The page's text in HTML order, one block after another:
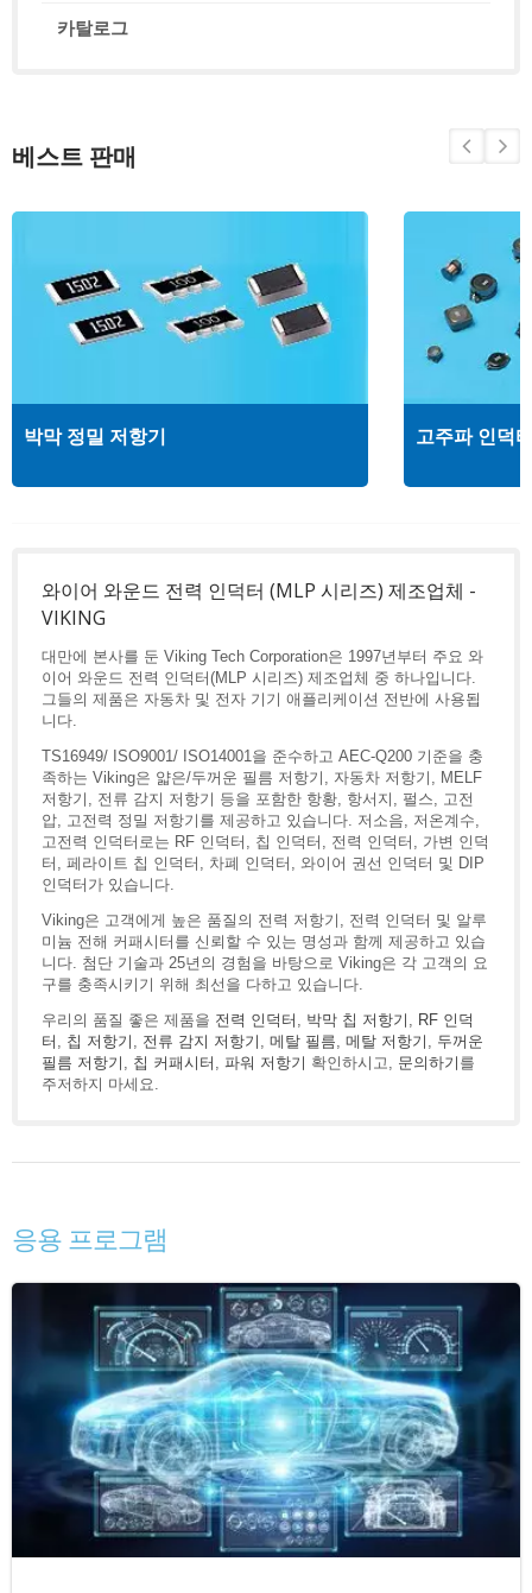
카탈로그
베스트 판매
박막 정밀 저항기 고주파 인덕
와이어 와운드 전력 인덕터 (MLP 시리즈) 제조업체 -
VIKING
대만에 본사를 둔 Viking Tech Corporation은 1997년부터 주요 와
이어 와운드 전력 인덕터(MLP 시리즈) 제조업체 중 하나입니다.
그들의 제품은 자동차 및 전자 기기 애플리케이션 전반에 사용됩
니다.
TS16949/ ISO9001/ ISO14001을 준수하고 AEC-Q200 기준을 충
족하는 Viking은 얇은/두꺼운 필름 저항기, 자동차 저항기, MELF
저항기, 전류 감지 저항기 등을 포함한 항황, 항서지, 펄스, 고전
압, 고전력 정밀 저항기를 제공하고 있습니다. 저소음, 저온계수,
고전력 인덕터로는 RF 인덕터, 칩 인덕터, 전력 인덕터, 가변 인덕
터, 페라이트 칩 인덕터, 차폐 인덕터, 와이어 권선 인덕터 및 DIP
인덕터가 있습니다.
Viking은 고객에게 높은 품질의 전력 저항기, 전력 인덕터 및 알루
미늄 전해 커패시터를 신뢰할 수 있는 명성과 함께 제공하고 있습
니다. 첨단 기술과 25년의 경험을 바탕으로 Viking은 각 고객의 요
구를 충족시키기 위해 최선을 다하고 있습니다.
우리의 품질 좋은 제품을 전력 인덕터 박막 칩 저항기
RF 인덕
터
칩 저항기 전류 감지 저항기 메탈 필름 메탈 저항기
두꺼운
필름 저항기
칩 커패시터 파워 저항기 확인하시고, 문의하기 를
주저하지 마세요.
응용 프로그램